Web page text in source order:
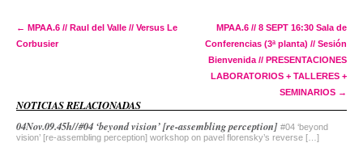
Post navigation
← MPAA.6 // Raul del Valle // Versus Le
Corbusier
MPAA.6 // 8 SEPT 16:30 Sala de
Conferencias (3ª planta) // Sesión
Bienvenida // PRESENTACIONES
LABORATORIOS + TALLERES +
SEMINARIOS →
NOTICIAS RELACIONADAS
04Nov.09.45h//#04 ‘beyond vision’ [re-assembling perception] #04 ‘beyond
vision’ [re-assembling perception] workshop on pavel florensky’s reverse […]